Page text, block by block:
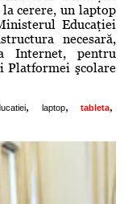
cerere, un laptop
Educaţiei
necesară,
Internet, pentru
Platformei şcolare
, laptop, tableta,